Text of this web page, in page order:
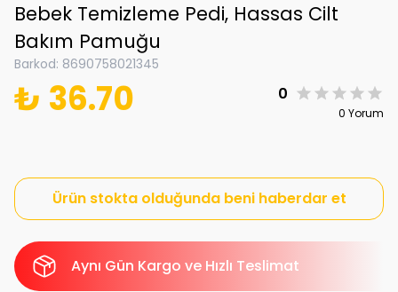
Bebek Temizleme Pedi, Hassas Cilt
Bakım Pamuğu
Barkod: 8690758021345
₺ 36.70 0
0 Yorum
Ürün stokta olduğunda beni haberdar et
Aynı Gün Kargo ve Hızlı Teslimat